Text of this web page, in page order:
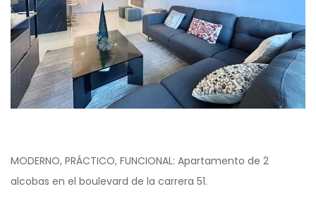
MODERNO, PRÁCTICO, FUNCIONAL: Apartamento de 2
alcobas en el boulevard de la carrera 51.